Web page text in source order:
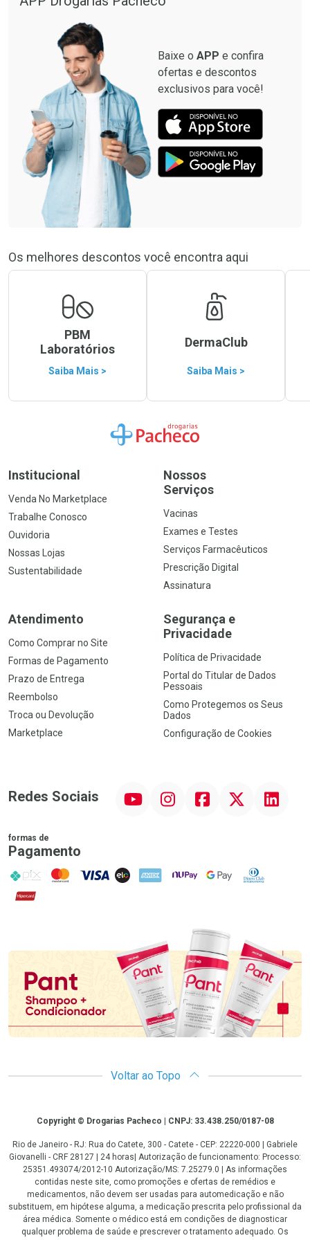
Baixe o APP e confira
ofertas e descontos
exclusivos para você!
Os melhores descontos você encontra aqui
PBM
Laboratórios
Saiba Mais >
DermaClub
Saiba Mais >
Ir para a Home
Institucional
Venda No Marketplace
Trabalhe Conosco
Ouvidoria
Nossas Lojas
Sustentabilidade
Nossos
Serviços
Vacinas
Exames e Testes
Serviços Farmacêuticos
Prescrição Digital
Assinatura
Atendimento
Como Comprar no Site
Formas de Pagamento
Prazo de Entrega
Reembolso
Troca ou Devolução
Marketplace
Segurança e
Privacidade
Política de Privacidade
Portal do Titular de Dados
Pessoais
Como Protegemos os Seus
Dados
Configuração de Cookies
Redes Sociais InstagramFacebook Linkedin
formas de
Pagamento
PIX MasterCard
VISA ELO AMEX NuPay Google PayDiners Club
Hipercard
Promoção em Destaque
Voltar ao Topo
CopyrightCopyright © Drogarias Pacheco | CNPJ: 33.438.250/0187-08
Rio de Janeiro - RJ: Rua do Catete, 300 - Catete - CEP: 22220-000 | Gabriele
Giovanelli - CRF 28127 | 24 horas| Autorização de funcionamento: Processo:
25351.493074/2012-10 Autorização/MS: 7.25279.0 | As informações
contidas neste site, como promoções e ofertas de remédios e
medicamentos, não devem ser usadas para automedicação e não
substituem, em hipótese alguma, a medicação prescrita pelo profissional da
área médica. Somente o médico está em condições de diagnosticar
qualquer problema de saúde e prescrever o tratamento adequado. Os